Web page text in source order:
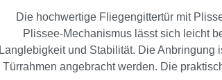
Die hochwertige Fliegengittertür mit
Plissee-Mechanismus lässt sich leicht
Langlebigkeit und Stabilität. Die Anbringung
Türrahmen angebracht werden. Die